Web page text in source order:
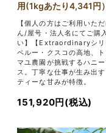
用(1kgあたり4,341円）
【個人の方はご利用いた
ん/屋号・法人名にてご購
い】【Extraordinaryシリ
ペルー・クスコの高地、
マユ農園が挑戦するハニ
ス。丁寧な仕事が生み出
ティーな甘みが特徴。
151,920円(税込)